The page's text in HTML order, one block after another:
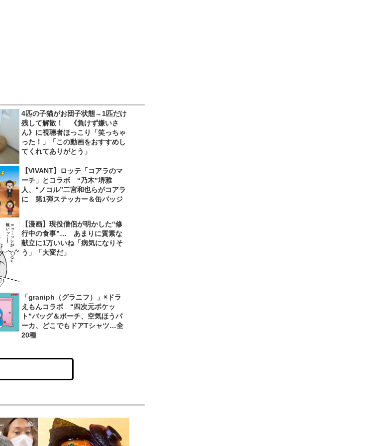
4匹の子猫がお団子状態→1匹だけ
残して解散！ 《負けず嫌いさ
ん》に視聴者ほっこり「笑っちゃ
った！」「この動画をおすすめし
てくれてありがとう」
【VIVANT】ロッテ「コアラのマ
ーチ」とコラボ “乃木”堺雅
人、“ノコル”二宮和也らがコアラ
に 第1弾ステッカー＆缶バッジ
【漫画】現役僧侶が明かした“修
行中の食事”… あまりに質素な
献立に1万いいね「病気になりそ
う」「大変だ」
「graniph（グラニフ）」×ドラ
えもんコラボ “四次元ポケッ
ト”バッグ＆ポーチ、空気ほうパ
ーカ、どこでもドアTシャツ…全
20種